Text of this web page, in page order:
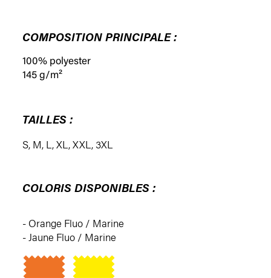
COMPOSITION PRINCIPALE :
100% polyester
145 g/m²
TAILLES :
S, M, L ,XL ,XXL , 3XL
COLORIS DISPONIBLES :
- Orange Fluo / Marine
- Jaune Fluo / Marine